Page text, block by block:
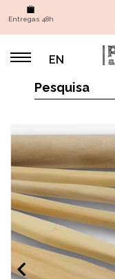
Entregas 48h
EN